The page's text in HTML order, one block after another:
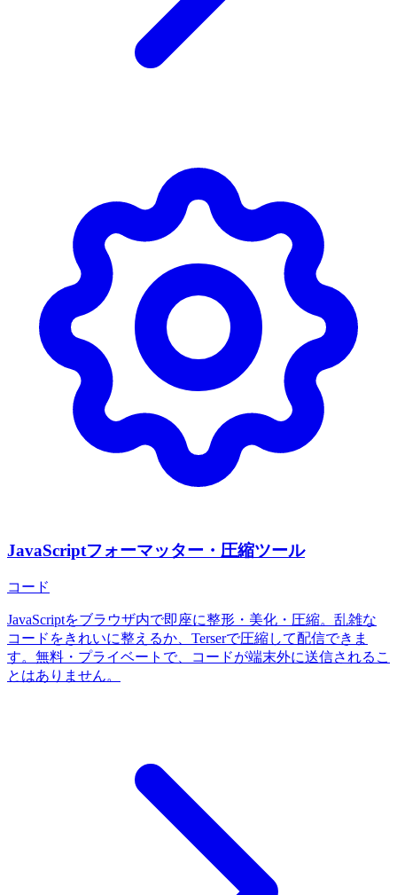
JavaScriptフォーマッター・圧縮ツール
コード
JavaScriptをブラウザ内で即座に整形・美化・圧縮。乱雑な
コードをきれいに整えるか、Terserで圧縮して配信できま
す。無料・プライベートで、コードが端末外に送信されるこ
とはありません。